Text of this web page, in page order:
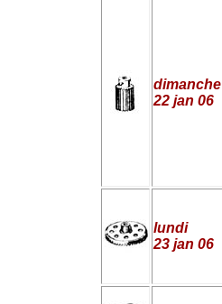
dimanche
22 jan 06
lundi
23 jan 06